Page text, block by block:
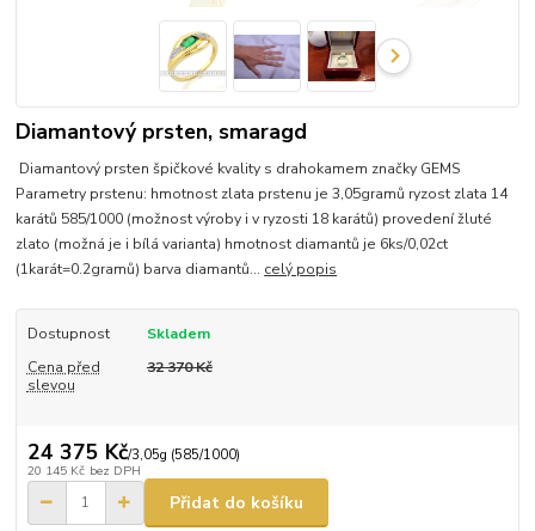
Diamantový prsten, smaragd
Diamantový prsten špičkové kvality s drahokamem značky GEMS
Parametry prstenu: hmotnost zlata prstenu je 3,05gramů ryzost zlata 14
karátů 585/1000 (možnost výroby i v ryzosti 18 karátů) provedení žluté
zlato (možná je i bílá varianta) hmotnost diamantů je 6ks/0,02ct
(1karát=0.2gramů) barva diamantů... celý popis
Dostupnost
Skladem
Cena před
slevou
32 370 Kč
24 375 Kč/3,05g (585/1000)
20 145 Kč bez DPH
Přidat do košíku